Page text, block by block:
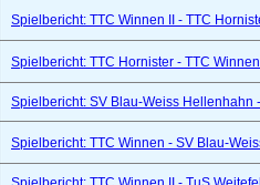
Spielbericht: TTC Winnen II - TTC
Spielbericht: TTC Hornister - TTC
Spielbericht: SV Blau-Weiss Hellenhahn
Spielbericht: TTC Winnen - SV Blau-